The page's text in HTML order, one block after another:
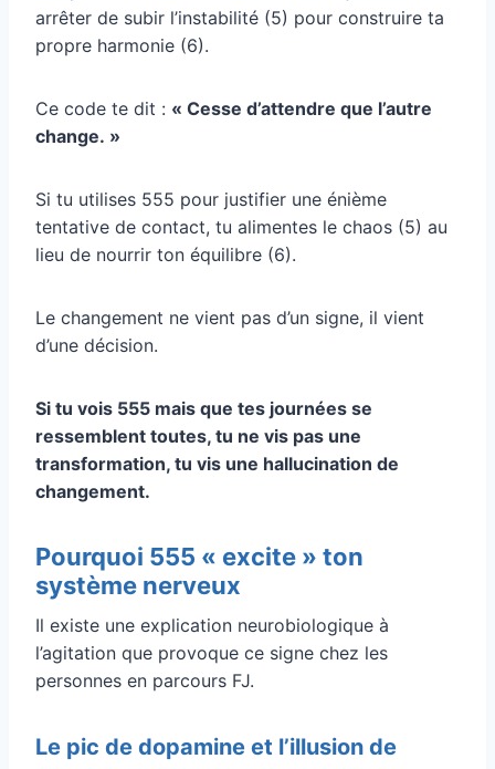
arrêter de subir l’instabilité (5) pour construire ta
propre harmonie (6).
Ce code te dit : « Cesse d’attendre que l’autre
change. »
Si tu utilises 555 pour justifier une énième
tentative de contact, tu alimentes le chaos (5) au
lieu de nourrir ton équilibre (6).
Le changement ne vient pas d’un signe, il vient
d’une décision.
Si tu vois 555 mais que tes journées se
ressemblent toutes, tu ne vis pas une
transformation, tu vis une hallucination de
changement.
Pourquoi 555 « excite » ton
système nerveux
Il existe une explication neurobiologique à
l’agitation que provoque ce signe chez les
personnes en parcours FJ.
Le pic de dopamine et l’illusion de